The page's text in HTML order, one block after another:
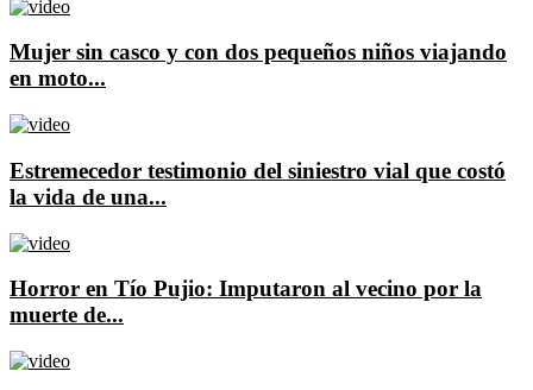
Mujer sin casco y con dos pequeños niños viajando
en moto...
Estremecedor testimonio del siniestro vial que costó
la vida de una...
Horror en Tío Pujio: Imputaron al vecino por la
muerte de...